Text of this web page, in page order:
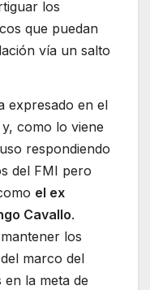
los
que puedan
vía un salto
expresado en el
como lo viene
respondiendo
del FMI pero
el ex
Cavallo.
los
marco del
la meta de